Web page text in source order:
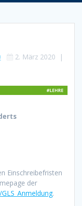
2. März 2020 |
Einschreibefristen
der
.